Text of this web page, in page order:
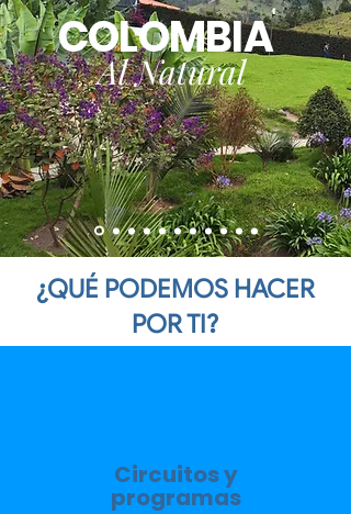
COLOMBIA
Al Natural
¿QUÉ PODEMOS HACER
POR TI?
Circuitos y
programas